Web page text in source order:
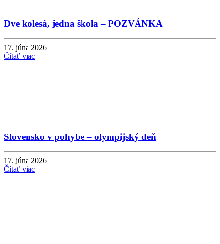
Dve kolesá, jedna škola – POZVÁNKA
17. júna 2026
Čítať viac
Slovensko v pohybe – olympijský deň
17. júna 2026
Čítať viac